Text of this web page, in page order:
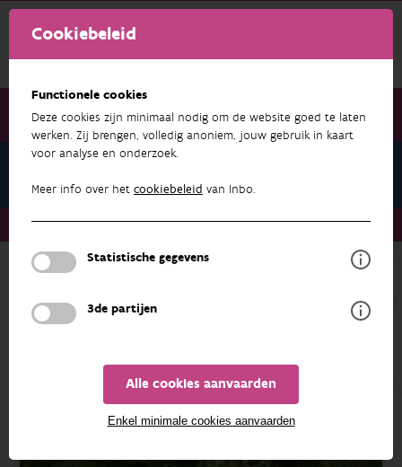
Cookiebeleid
Functionele cookies
Deze cookies zijn minimaal nodig om de website goed te laten
werken. Zij brengen, volledig anoniem, jouw gebruik in kaart
voor analyse en onderzoek.
Meer info over het cookiebeleid van Inbo.
Statistische gegevens
3de partijen
Alle cookies aanvaarden
Enkel minimale cookies aanvaarden
Pers Elke vierkante meter telt
Terug naar overzicht